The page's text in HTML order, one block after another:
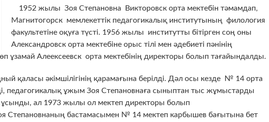
1952 жылы Зоя Степановна Викторовск орта мектебін тәмамдап,
Магнитогорск мемлекеттік педагогикалық институтының филология
факультетіне оқуға түсті. 1956 жылы институтты бітірген соң оны
Александровск орта мектебіне орыс тілі мен әдебиеті пәнінің
ұзамай Алеексеевск орта мектебінің директоры болып тағайындалды.
қаласы әкімшілігінің қарамағына берілді. Дәл осы кезде № 14 орта
педагогикалық ұжым Зоя Степановнаға сыныптан тыс жұмыстарды
ал 1973 жылы ол мектеп директоры болып
Степановнаның бастамасымен № 14 мектеп карбышев бағытына бет